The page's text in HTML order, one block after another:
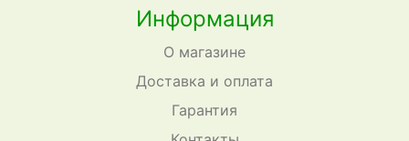
Информация
О магазине
Доставка и оплата
Гарантия